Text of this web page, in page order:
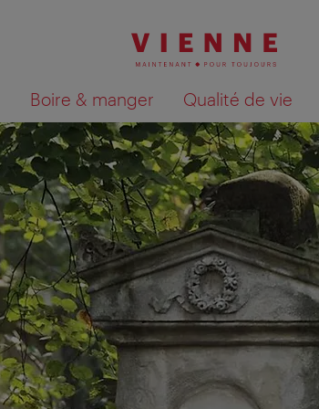
Boire & manger Qualité de vie
Afficher les résultats de la